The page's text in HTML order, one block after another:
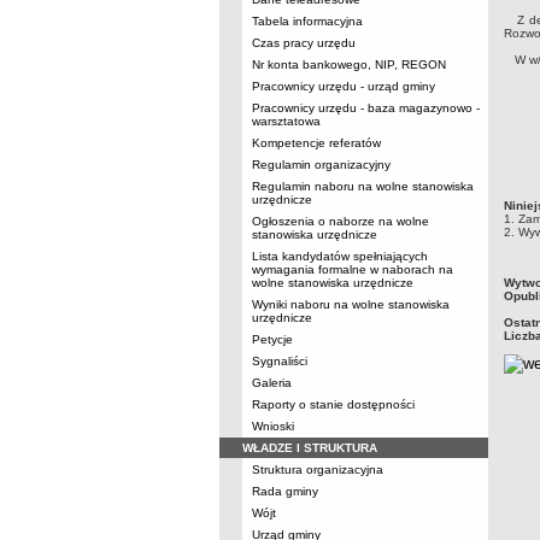
Tabela informacyjna
Czas pracy urzędu
Nr konta bankowego, NIP, REGON
Pracownicy urzędu - urząd gminy
Pracownicy urzędu - baza magazynowo -
warsztatowa
Kompetencje referatów
Regulamin organizacyjny
Regulamin naboru na wolne stanowiska
urzędnicze
Ogłoszenia o naborze na wolne
stanowiska urzędnicze
Lista kandydatów spełniających
wymagania formalne w naborach na
wolne stanowiska urzędnicze
Wyniki naboru na wolne stanowiska
urzędnicze
Petycje
Sygnaliści
Galeria
Raporty o stanie dostępności
Wnioski
WŁADZE I STRUKTURA
Struktura organizacyjna
Rada gminy
Wójt
Urząd gminy
Z
W
1.
2.